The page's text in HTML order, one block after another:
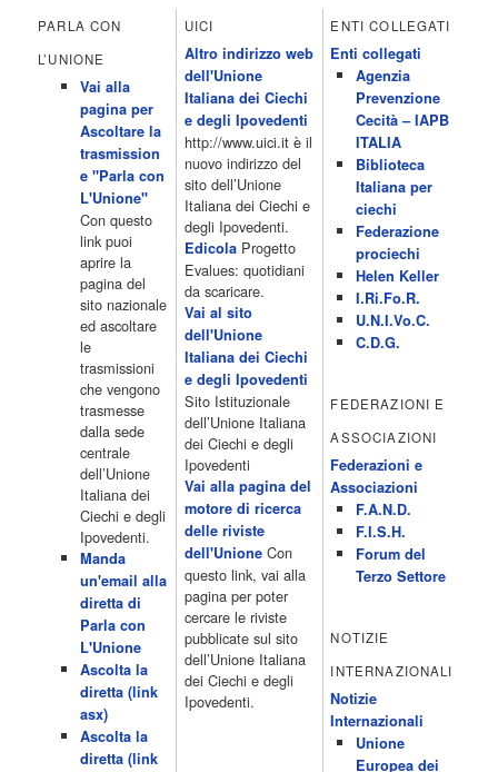
All News 16.05 Rotazione musicale 19.00 All News 19.05 The
Club 19.30 19.30 Human Guinea Pigs 20.00 Inbox 21.00 Code
Monkeys 21.30 Sons of Butcher […]
programmiTv - ITALIA 1 4 Dicembre 2022
Programmi 06.35 Cartoni Animati 09.05 Telefilm:Starsky & Hutch
10.10 Telefilm:Supercar 12.15 12.15 Secondo voi 12.25 Studio
Aperto 13.00 Studio Sport 13.40 Cartoni animati 14.30 I Simpson
15.00 Telefilm:Paso adelante 15.55 15.55 Telefilm:Wildfire 16.50
Cartoni animati 18.30 Studio Aperto 19.05 Don Luca c'� 19.35
19.35 Medici miei 20.05 Camera caf� 20.30 La ruota della
fortuna 21.10 […]
Acor3.it
programmiTv - LA 7
4 Dicembre 2022
Programmi 06:00 - Tg La7/meteo/oroscopo/traffico06:55 - Movie
Flash07:00 - Omnibus ? Rassegna stampa07:30 - Tg La707:50 -
Omnibus09:50 - Coffee Break11:00 - L?aria che tira12:25 - I
men� di Benedetta13:30 - Tg La714:00 - Tg La7 Cronache14:40 -
Telefilm: Le strade di San Francisco - Omicidio di primo grado -
Una scuola di paura 16:30 […]
Acor3.it
programmiTv - CANALE 5 4 Dicembre 2022
Programmi 2/3 06.00 TG5/Traffico/Meteo/Borse e monete 08.00
TG5 Mattina 08.40 Mattino Cinque(TG5-Ore 10) 11.00 Forum
13.00 2/3 13.00 TG5 13.40 Beautiful 14.10 Centovetrine 14.45
Uomini e donne 16.15 2/3 16.15 Amici 16.55 Pomeriggio
cinque(All'interno: TG5-5 minuti 17.55) 18.50 Chi vuol essere
milionario 20.00 2/3 20.00 TG5 20.30 Striscia la notizia 21.10
Telefilm:Amiche mie 23.30 2/3 […]
Acor3.it
programmiTv - RETE 4 4 Dicembre 2022
Programmi 05.40 TG4-Rassegna stampa 05.55 Secondo
voi/Peste e corna e.. 06.05 Telefilm:Chips/Mediashopping 07.30
Telefilm:Charlie's Angels 08.30 Telefilm:Hunter 09.30 Febbre
d'amore/Bianca 11.30 TG4-Telegiornale 11.40 My Life 12.40 12.40
Telefilm:Detective in corsia 13.30 TG4-Telegiornale 14.00
PARLA CON
L’UNIONE
Vai alla
pagina per
Ascoltare la
trasmission
e "Parla con
L'Unione"
Con questo
link puoi
aprire la
pagina del
sito nazionale
ed ascoltare
le
trasmissioni
che vengono
trasmesse
dalla sede
centrale
dell’Unione
Italiana dei
Ciechi e degli
Ipovedenti.
Manda
un'email alla
diretta di
Parla con
L'Unione
Ascolta la
diretta (link
asx)
Ascolta la
diretta (link
UICI
Altro indirizzo web
dell'Unione
Italiana dei Ciechi
e degli Ipovedenti
http://www.uici.it è il
nuovo indirizzo del
sito dell’Unione
Italiana dei Ciechi e
degli Ipovedenti.
EdicolaProgetto
Evalues: quotidiani
da scaricare.
Vai al sito
dell'Unione
Italiana dei Ciechi
e degli Ipovedenti
Sito Istituzionale
dell’Unione Italiana
dei Ciechi e degli
Ipovedenti
Vai alla pagina del
motore di ricerca
delle riviste
dell'UnioneCon
questo link, vai alla
pagina per poter
cercare le riviste
pubblicate sul sito
dell’Unione Italiana
dei Ciechi e degli
Ipovedenti.
ENTI COLLEGATI
Enti collegati
Agenzia
Prevenzione
Cecità – IAPB
ITALIA
Biblioteca
Italiana per
ciechi
Federazione
prociechi
Helen Keller
I.Ri.Fo.R.
U.N.I.Vo.C.
C.D.G.
FEDERAZIONI E
ASSOCIAZIONI
Federazioni e
Associazioni
F.A.N.D.
F.I.S.H.
Forum del
Terzo Settore
NOTIZIE
INTERNAZIONALI
Notizie
Internazionali
Unione
Europea dei